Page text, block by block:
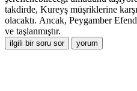
takdirde, Kureyş müşriklerine
olacaktı. Ancak, Peygamber
ve taşlanmıştır.